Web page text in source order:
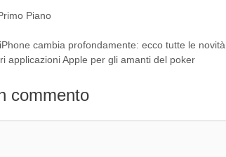
Piano
cambia profondamente: ecco tutte le novità
applicazioni Apple per gli amanti del poker
commento